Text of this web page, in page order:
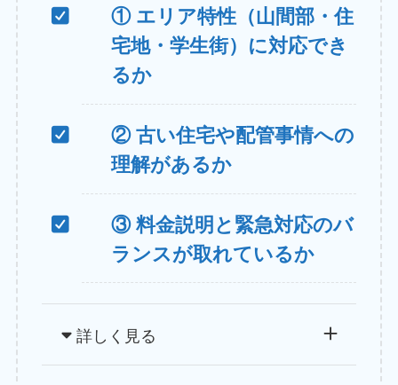
① エリア特性（山間部・住
宅地・学生街）に対応でき
るか
② 古い住宅や配管事情への
理解があるか
③ 料金説明と緊急対応のバ
ランスが取れているか
詳しく見る